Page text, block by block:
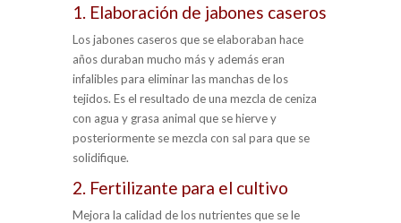
1. Elaboración de jabones caseros
Los jabones caseros que se elaboraban hace
años duraban mucho más y además eran
infalibles para eliminar las manchas de los
tejidos. Es el resultado de una mezcla de ceniza
con agua y grasa animal que se hierve y
posteriormente se mezcla con sal para que se
solidifique.
2. Fertilizante para el cultivo
Mejora la calidad de los nutrientes que se le